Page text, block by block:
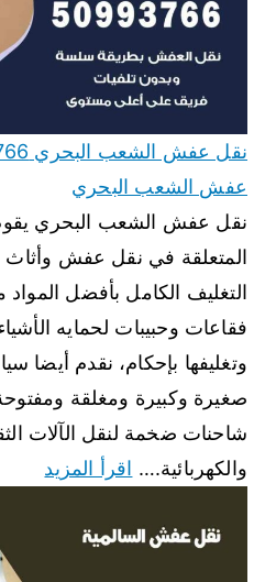
عفش الشعب البحري
نقل عفش الشعب البحري
المتعلقة في نقل عفش
التغليف الكامل بأفضل المواد
فقاعات وحبيبات لحمايه
وتغليفها بإحكام، نقدم
صغيرة وكبيرة ومغلقة
شاحنات ضخمة لنقل الآلات
والكهربائية.… اقرأ المزيد